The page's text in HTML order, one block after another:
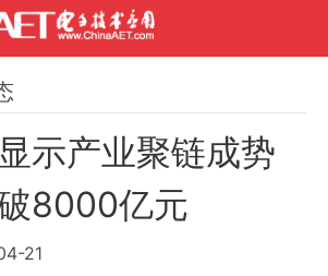
示产业聚链成势
8000亿元
21